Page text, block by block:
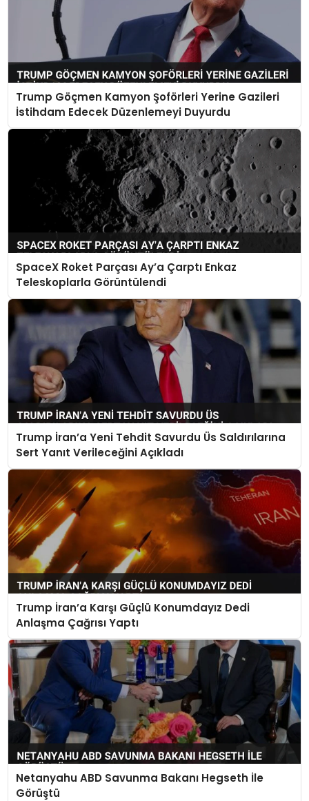
Trump Göçmen Kamyon Şoförleri Yerine Gazileri
İstihdam Edecek Düzenlemeyi Duyurdu
SpaceX Roket Parçası Ay’a Çarptı Enkaz
Teleskoplarla Görüntülendi
Trump İran’a Yeni Tehdit Savurdu Üs Saldırılarına
Sert Yanıt Verileceğini Açıkladı
Trump İran’a Karşı Güçlü Konumdayız Dedi
Anlaşma Çağrısı Yaptı
Netanyahu ABD Savunma Bakanı Hegseth İle
Görüştü